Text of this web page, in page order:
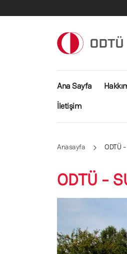
Ana
Ana Sayfa
İletişim
Anasayfa ODTÜ
ODTÜ -